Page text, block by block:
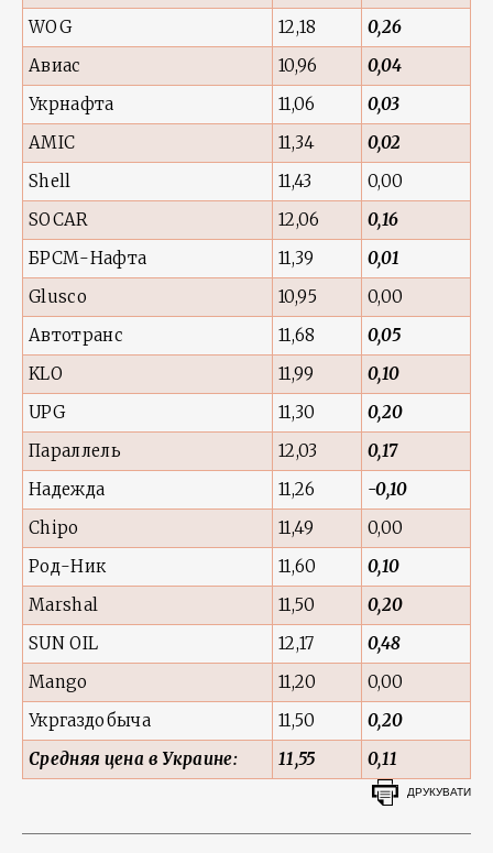
WOG
12,18
0,26
Авиас
10,96
0,04
Укрнафта
11,06
0,03
AMIC
11,34
0,02
Shell
11,43
0,00
SOCAR
12,06
0,16
БРСМ-Нафта
11,39
0,01
Glusco
10,95
0,00
Автотранс
11,68
0,05
KLO
11,99
0,10
UPG
11,30
0,20
Параллель
12,03
0,17
Надежда
11,26
-0,10
Chipo
11,49
0,00
Род-Ник
11,60
0,10
Marshal
11,50
0,20
SUN OIL
12,17
0,48
Mango
11,20
0,00
Укргаздобыча
11,50
0,20
Средняя цена в Украине:
11,55 0,11
ДРУКУВАТИ